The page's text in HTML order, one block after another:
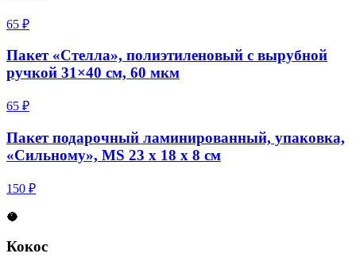
65 ₽
Пакет «Стелла», полиэтиленовый с вырубной
ручкой 31×40 см, 60 мкм
65 ₽
Пакет подарочный ламинированный, упаковка,
«Сильному», MS 23 х 18 х 8 см
150 ₽
🥥
Кокос